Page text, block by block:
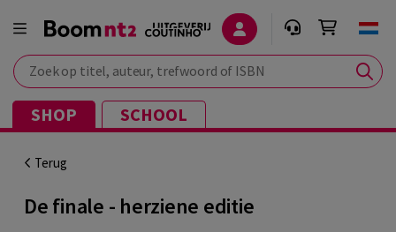
Zoek op titel, auteur, trefwoord of ISBN
SHOP SCHOOL
Terug
De finale - herziene editie